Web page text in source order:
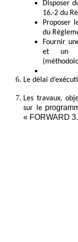
Disposer
16.-2 du
Proposer
du
Fournir
et un
Le délai
Les travaux,
sur le
« FORWARD